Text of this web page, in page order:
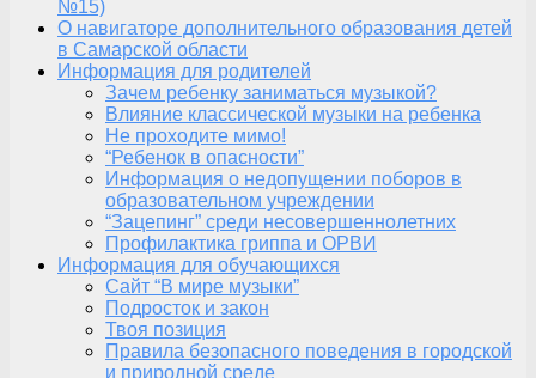
№15)
О навигаторе дополнительного образования детей
в Самарской области
Информация для родителей
Зачем ребенку заниматься музыкой?
Влияние классической музыки на ребенка
Не проходите мимо!
“Ребенок в опасности”
Информация о недопущении поборов в
образовательном учреждении
“Зацепинг” среди несовершеннолетних
Профилактика гриппа и ОРВИ
Информация для обучающихся
Сайт “В мире музыки”
Подросток и закон
Твоя позиция
Правила безопасного поведения в городской
и природной среде